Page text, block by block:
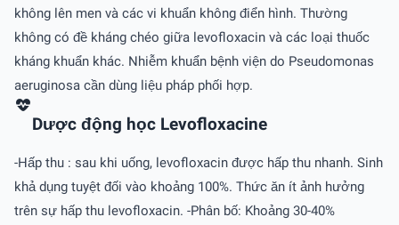
không lên men và các vi khuẩn không điển hình. Thường
không có đề kháng chéo giữa levofloxacin và các loại thuốc
kháng khuẩn khác. Nhiễm khuẩn bệnh viện do Pseudomonas
aeruginosa cần dùng liệu pháp phối hợp.
Dược động học Levofloxacine
-Hấp thu : sau khi uống, levofloxacin được hấp thu nhanh. Sinh
khả dụng tuyệt đối vào khoảng 100%. Thức ăn ít ảnh hưởng
trên sự hấp thu levofloxacin. -Phân bố: Khoảng 30-40%